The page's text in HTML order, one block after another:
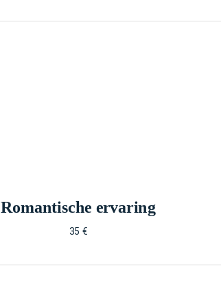
Romantische ervaring
35 €